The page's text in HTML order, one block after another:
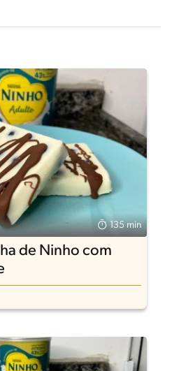
135 min
de Ninho com